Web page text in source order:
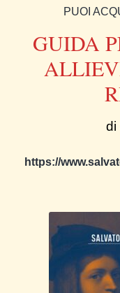
PUOI
GUIDA
di
https://